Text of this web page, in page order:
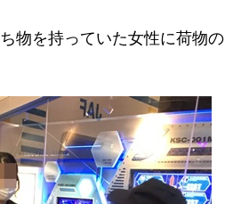
物を持っていた女性に荷物の